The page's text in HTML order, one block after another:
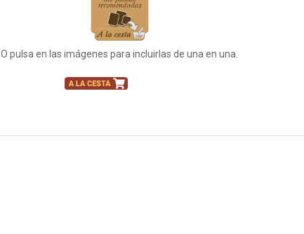
O pulsa en las imágenes para incluirlas de una en una.